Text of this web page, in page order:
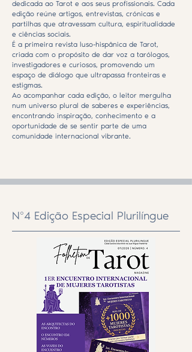
dedicada ao Tarot e aos seus profissionais. Cada
edição reúne artigos, entrevistas, crónicas e
partilhas que atravessam cultura, espiritualidade
e ciências sociais.
É a primeira revista luso-hispânica de Tarot,
criada com o propósito de dar voz a tarólogos,
investigadores e curiosos, promovendo um
espaço de diálogo que ultrapassa fronteiras e
estigmas.
Ao acompanhar cada edição, o leitor mergulha
num universo plural de saberes e experiências,
encontrando inspiração, conhecimento e a
oportunidade de se sentir parte de uma
comunidade internacional vibrante.
Nº4 Edição Especial Plurilíngue